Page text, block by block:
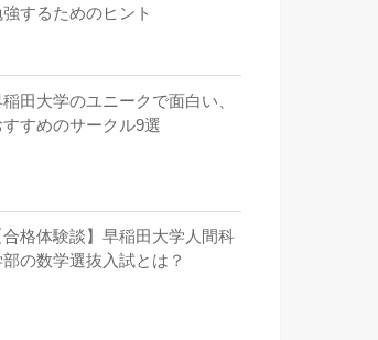
強するためのヒント
田大学のユニークで面白い、
すすめのサークル9選
合格体験談】早稲田大学人間科
部の数学選抜入試とは？